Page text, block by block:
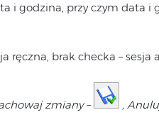
i godzina, przy czym data i
ręczna, brak checka – sesja
zmiany – ,